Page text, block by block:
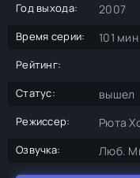
Год выхода: 2007
Время серии: 101 мин
Рейтинг:
Статус:
вышел
Режиссер: Рюта
Озвучка: Люб.